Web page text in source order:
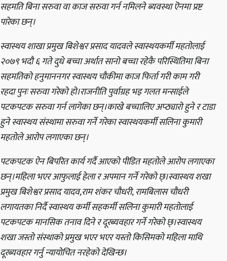
सहमति बिना सरुवा वा काज सरुवा गर्न नमिलने ब्यवस्था ऎनमा प्रष्ट
पारेका छन्।
स्वास्थय शाखा प्रमुख बिशेश्वर प्रसाद यादवले स्वास्थयकर्मी महतोलाई
२०७९ भदौ ६ गते दुधे बच्चा अर्थात सानो बच्चा रहेकै परिस्थितिमा बिना
सहमतिको हनुमाननगर स्वास्थय चौकीमा काज फिर्ता गरी काम गरी
रहदा पुनः सरुवा गरेको हो।राजनीति पुर्वाग्रह भइ गलत मन्साईले
पटकपटक सरुवा गर्न लागेका छन्।काखे बच्चालिए अप्ठ्यारो हुने र टाडा
हुने स्वास्थय संस्थामा सरुवा गर्ने गरेका स्वास्थयकर्मी सलिना कुमारी
महतोले आरोप लगाएका छन्।
पटकपटक ऐन बिपरित कार्य गर्दै आएको पीडित महतोले आरोप लगाएका
छन्।महिला भएर आफुलाई हेला र अपमान गर्ने गरेको छ्।स्वास्थय शखा
प्रमुख बिशेश्वर प्रसाद यादव,राम शंकर चौधरी, रामबिलास चौधरी
लगायतका निर्दै स्वास्थय कर्मी सहकर्मी सलिना कुमारी महतोलाई
पटकपटक मानसिक तनाव दिने र दूरब्यवहार गर्ने गरेको छ्।स्वास्थय
शखा जस्तो संस्थाको प्रमुख भएर भएर यस्तो किसिमको महिला माथि
दूरब्यवहार गर्नु न्यायोचित नरहेको देखिन्छ।